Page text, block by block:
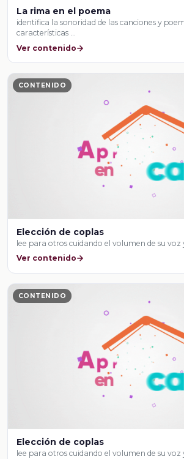
La rima en el poema
identifica la sonoridad de las canciones y
características …
Ver contenido
CONTENIDO
Elección de coplas
lee para otros cuidando el volumen de su voz
Ver contenido
CONTENIDO
Elección de coplas
lee para otros cuidando el volumen de su